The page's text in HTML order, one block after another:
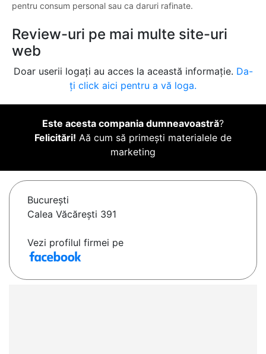
pentru consum personal sau ca daruri rafinate.
Review-uri pe mai multe site-uri
web
Doar userii logați au acces la această informație. Da-
ți click aici pentru a vă loga.
Este acesta compania dumneavoastră?
Felicitări! Aă cum să primești materialele de
marketing
Bucureşti
Calea Văcărești 391
Vezi profilul firmei pe